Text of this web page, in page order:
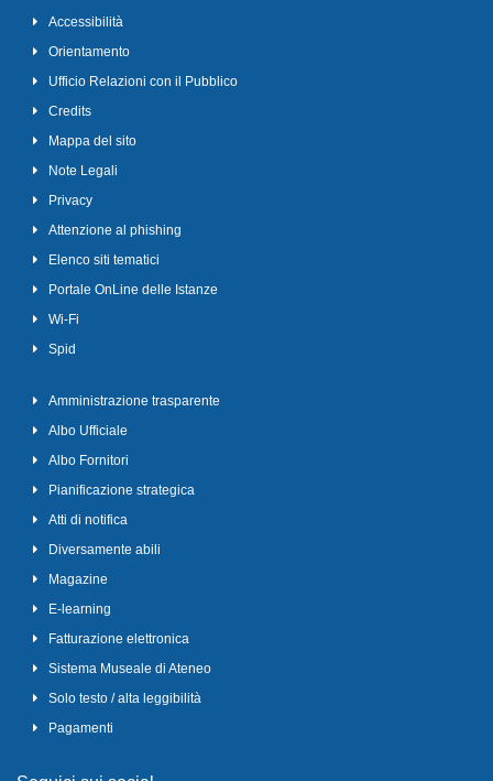
Accessibilità
Orientamento
Ufficio Relazioni con il Pubblico
Credits
Mappa del sito
Note Legali
Privacy
Attenzione al phishing
Elenco siti tematici
Portale OnLine delle Istanze
Wi-Fi
Spid
Amministrazione trasparente
Albo Ufficiale
Albo Fornitori
Pianificazione strategica
Atti di notifica
Diversamente abili
Magazine
E-learning
Fatturazione elettronica
Sistema Museale di Ateneo
Solo testo / alta leggibilità
Pagamenti